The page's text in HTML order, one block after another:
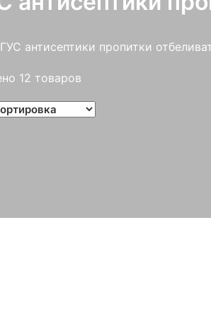
антисептики пропитки
12 товаров